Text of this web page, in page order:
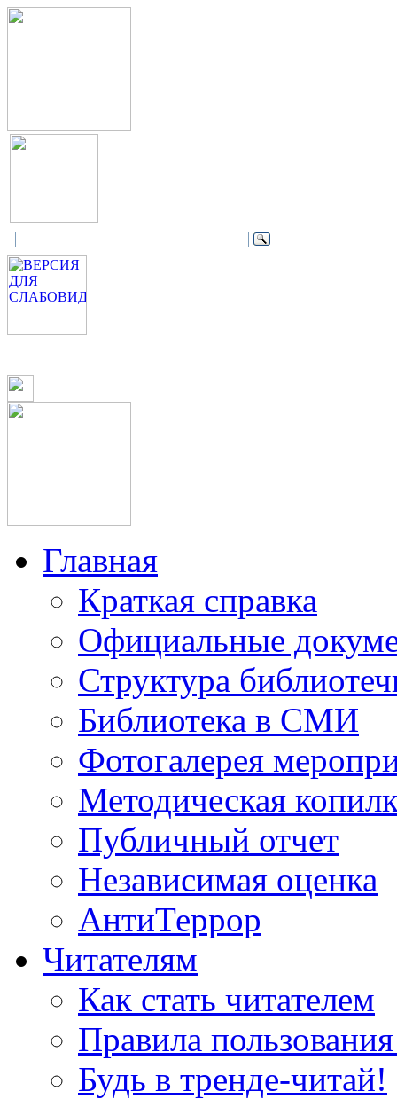
Главная
Краткая справка
Официальные
Структура
Библиотека в СМИ
Фотогалерея
Методическая
Публичный отчет
Независимая оценка
АнтиТеррор
Читателям
Как стать читателем
Правила
Будь в тренде-читай!